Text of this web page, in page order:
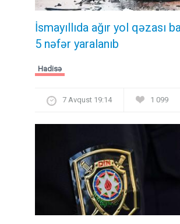
İsmayıllıda ağır yol qəzası
5 nəfər yaralanıb
Hadisə
7 Avqust 19:14 1 099